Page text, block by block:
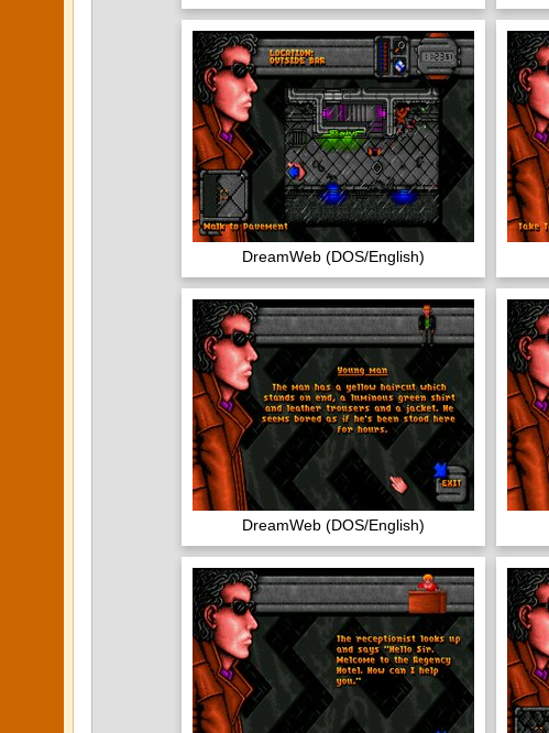
DreamWeb (DOS/English)
DreamWeb (DOS/English)